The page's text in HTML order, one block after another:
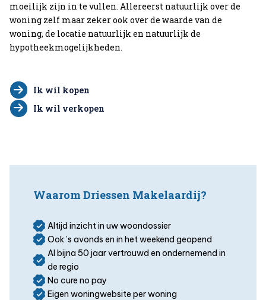
moeilijk zijn in te vullen. Allereerst natuurlijk over de
woning zelf maar zeker ook over de waarde van de
woning, de locatie natuurlijk en natuurlijk de
hypotheekmogelijkheden.
Ik wil kopen
Ik wil verkopen
Waarom Driessen Makelaardij?
Altijd inzicht in uw woondossier
Ook ’s avonds en in het weekend geopend
Al bijna 50 jaar vertrouwd en ondernemend in
de regio
No cure no pay
Eigen woningwebsite per woning